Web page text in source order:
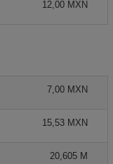
12,00 MXN
7,00 MXN
15,53 MXN
20,605 M